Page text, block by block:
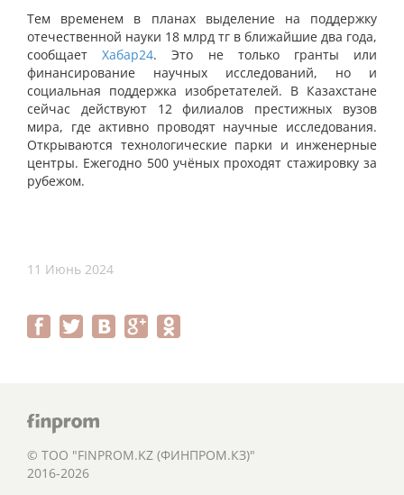
Тем временем в планах выделение на поддержку
отечественной науки 18 млрд тг в ближайшие два года,
сообщаетХабар24. Это не только гранты или
финансирование научных исследований, но и
социальная поддержка изобретателей. В Казахстане
сейчас действуют 12 филиалов престижных вузов
мира, где активно проводят научные исследования.
Открываются технологические парки и инженерные
центры. Ежегодно 500 учёных проходят стажировку за
рубежом.
11 Июнь 2024
© ТОО "FINPROM.KZ (ФИНПРОМ.КЗ)"
2016-2026